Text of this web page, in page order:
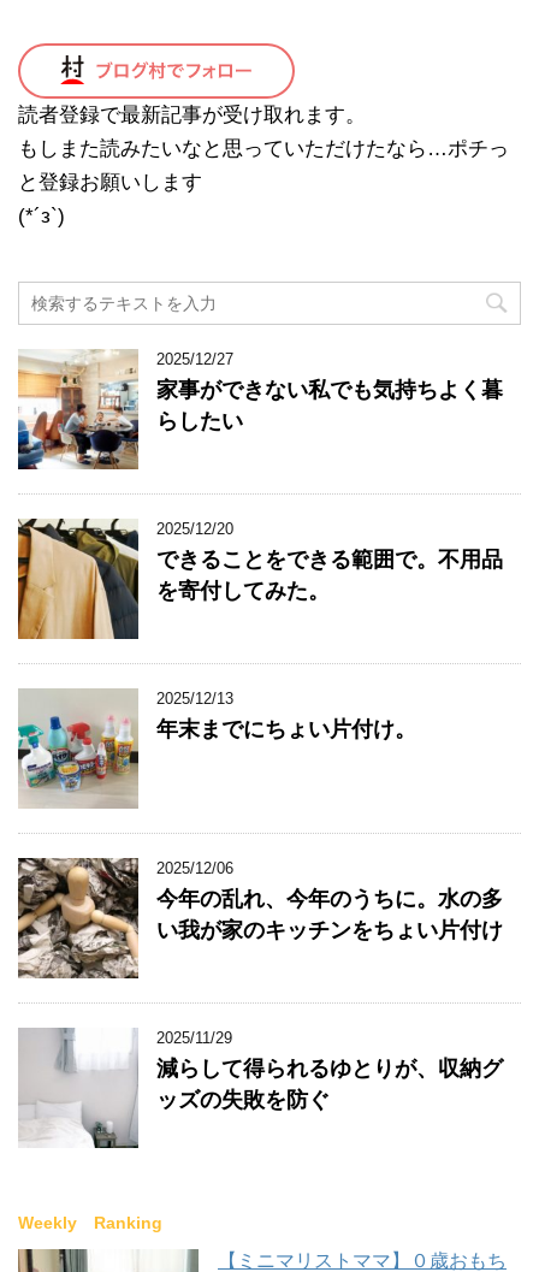
読者登録で最新記事が受け取れます。
もしまた読みたいなと思っていただけたなら…ポチっ
と登録お願いします
(*´з`)
2025/12/27
家事ができない私でも気持ちよく暮
らしたい
2025/12/20
できることをできる範囲で。不用品
を寄付してみた。
2025/12/13
年末までにちょい片付け。
2025/12/06
今年の乱れ、今年のうちに。水の多
い我が家のキッチンをちょい片付け
2025/11/29
減らして得られるゆとりが、収納グ
ッズの失敗を防ぐ
Weekly Ranking
【ミニマリストママ】０歳おもち